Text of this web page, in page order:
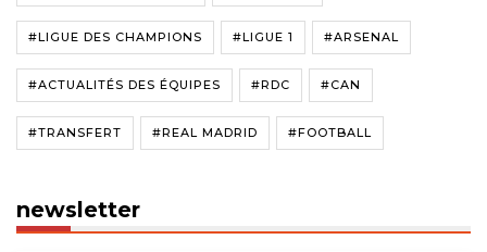
#LIGUE DES CHAMPIONS #LIGUE 1 #ARSENAL
#ACTUALITÉS DES ÉQUIPES #RDC #CAN
#TRANSFERT #REAL MADRID #FOOTBALL
newsletter